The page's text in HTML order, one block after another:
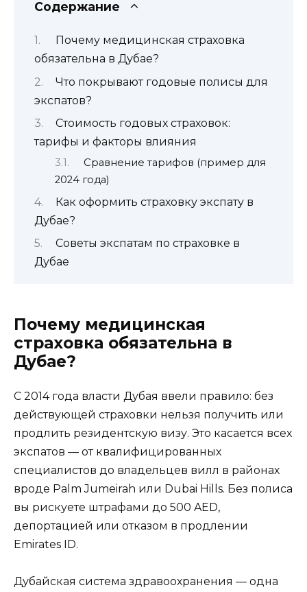
Содержание
Почему медицинская страховка
обязательна в Дубае?
Что покрывают годовые полисы для
экспатов?
Стоимость годовых страховок:
тарифы и факторы влияния
Сравнение тарифов (пример для
2024 года)
Как оформить страховку экспату в
Дубае?
Советы экспатам по страховке в
Дубае
Почему медицинская
страховка обязательна в
Дубае?
С 2014 года власти Дубая ввели правило: без
действующей страховки нельзя получить или
продлить резидентскую визу. Это касается всех
экспатов — от квалифицированных
специалистов до владельцев вилл в районах
вроде Palm Jumeirah или Dubai Hills. Без полиса
вы рискуете штрафами до 500 AED,
депортацией или отказом в продлении
Emirates ID.
Дубайская система здравоохранения — одна